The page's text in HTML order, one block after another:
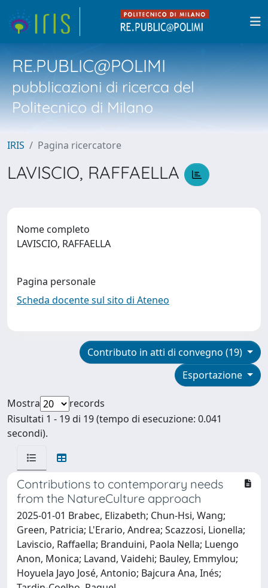
RE.PUBLIC@POLIMI
pubblicazioni di ricerca del
Politecnico di Milano
IRIS Pagina ricercatore
LAVISCIO, RAFFAELLA
Nome completo
LAVISCIO, RAFFAELLA
Pagina personale
Scheda docente sul sito di Ateneo
Contributo in atti di convegno (19)
Esportazione
Mostra
records
Risultati 1 - 19 di 19 (tempo di esecuzione: 0.041
secondi).
Contributions to contemporary needs
from the NatureCulture approach
2025-01-01 Brabec, Elizabeth; Chun-Hsi, Wang;
Green, Patricia; L'Erario, Andrea; Scazzosi, Lionella;
Laviscio, Raffaella; Branduini, Paola Nella; Luengo
Anon, Monica; Lavand, Vaidehi; Bauley, Emmylou;
Hoyuela Jayo José, Antonio; Bajcura Ana, Inés;